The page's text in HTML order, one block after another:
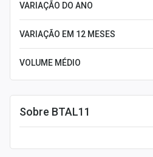
VARIAÇÃO DO ANO
VARIAÇÃO EM 12 MESES
VOLUME MÉDIO
Sobre BTAL11
Leia mais